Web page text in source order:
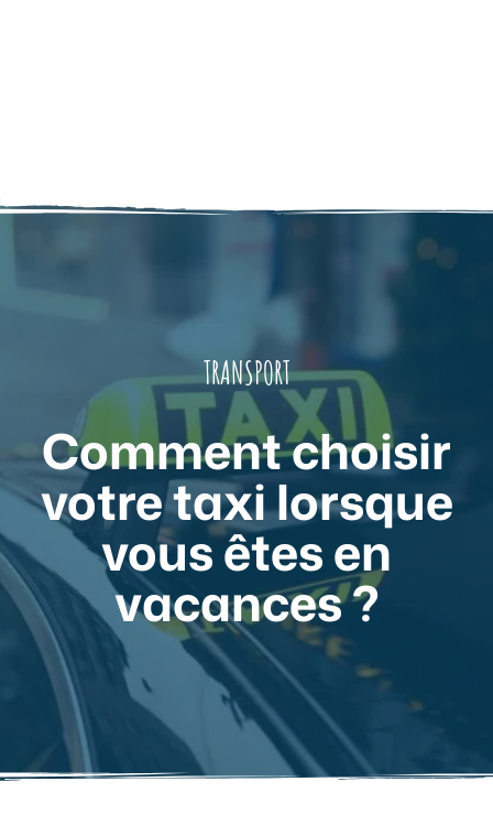
TRANSPORT
Comment choisir
votre taxi lorsque
vous êtes en
vacances ?